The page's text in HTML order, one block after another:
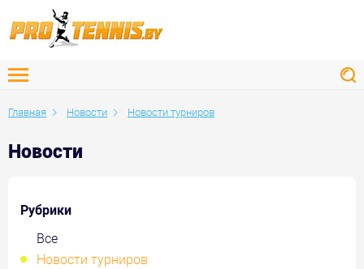
Главная Новости Новости турниров
Новости
Рубрики
Все
Новости турниров